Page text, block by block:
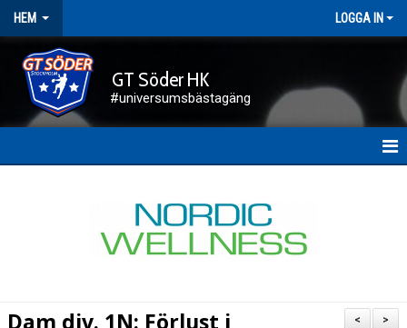
HEM LOGGA IN
GT Söder HK
#universumsbästagäng
>
<
Dam div. 1N: Förlust i